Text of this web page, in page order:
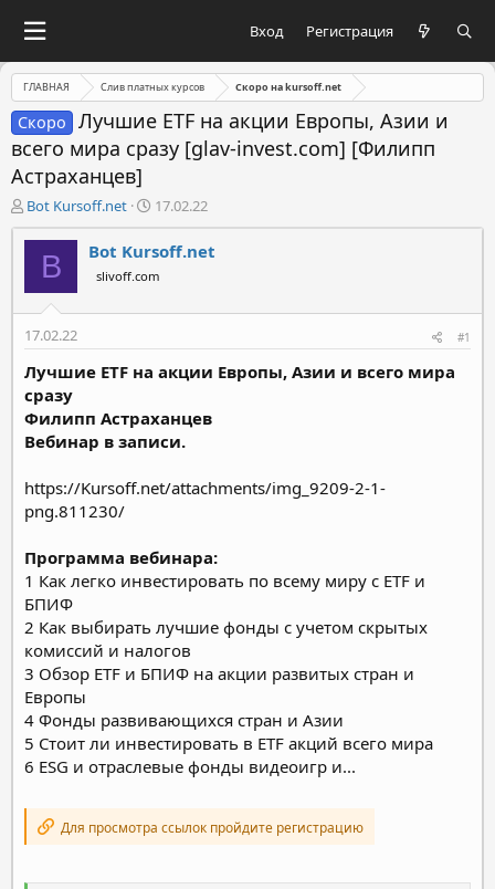
Вход Регистрация
ГЛАВНАЯ Слив платных курсов Скоро на kursoff.net
Скоро
Лучшие ETF на акции Европы, Азии и
всего мира сразу [glav-invest.com] [Филипп
Астраханцев]
А
в
т
м
ы
Bot Kursoff.net
Д
а
т
а
н
а
а
17.02.22
B Bot Kursoff.net
slivoff.com
17.02.22 #1
Лучшие ETF на акции Европы, Азии и всего мира
сразу
Филипп Астраханцев
Вебинар в записи.
https://Kursoff.net/attachments/img_9209-2-1-
png.811230/
Программа вебинара:
1 Как легко инвестировать по всему миру с ETF и
БПИФ
2 Как выбирать лучшие фонды с учетом скрытых
комиссий и налогов
3 Обзор ETF и БПИФ на акции развитых стран и
Европы
4 Фонды развивающихся стран и Азии
5 Стоит ли инвестировать в ETF акций всего мира
6 ESG и отраслевые фонды видеоигр и...
Для просмотра ссылок пройдите регистрацию